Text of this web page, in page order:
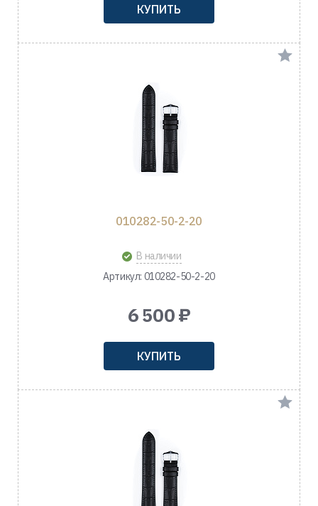
КУПИТЬ
010282-50-2-20
В наличии
Артикул: 010282-50-2-20
6 500 ₽
КУПИТЬ